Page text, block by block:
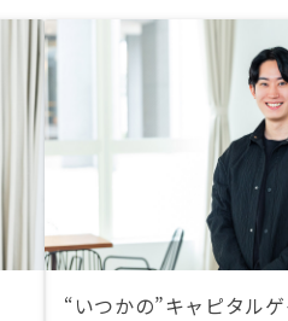
“いつかの”キャピタル